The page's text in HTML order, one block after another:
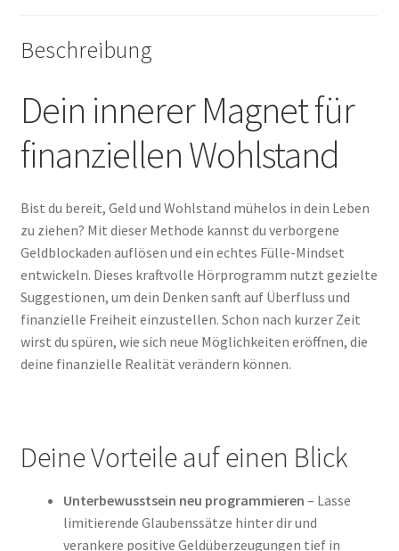
Beschreibung
Dein innerer Magnet für
finanziellen Wohlstand
Bist du bereit, Geld und Wohlstand mühelos in dein Leben
zu ziehen? Mit dieser Methode kannst du verborgene
Geldblockaden auflösen und ein echtes Fülle-Mindset
entwickeln. Dieses kraftvolle Hörprogramm nutzt gezielte
Suggestionen, um dein Denken sanft auf Überfluss und
finanzielle Freiheit einzustellen. Schon nach kurzer Zeit
wirst du spüren, wie sich neue Möglichkeiten eröffnen, die
deine finanzielle Realität verändern können.
Deine Vorteile auf einen Blick
Unterbewusstsein neu programmieren – Lasse
limitierende Glaubenssätze hinter dir und
verankere positive Geldüberzeugungen tief in